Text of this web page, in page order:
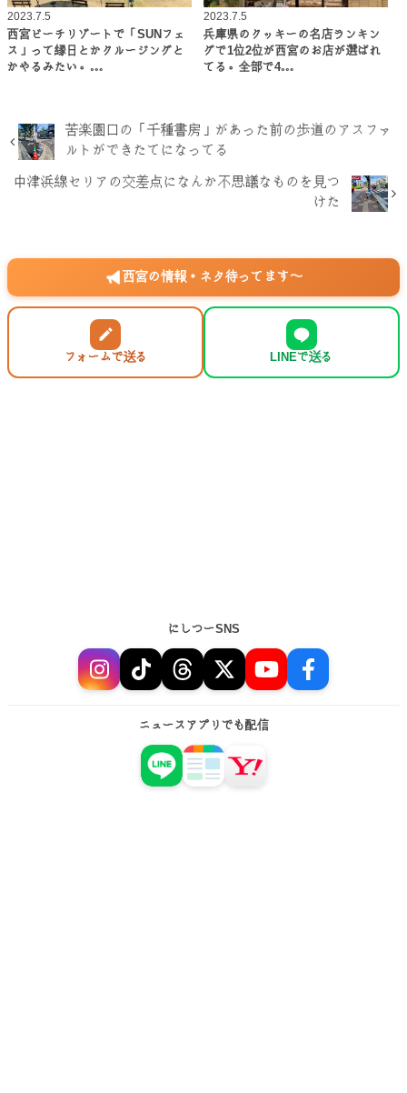
2023.7.5
西宮ビーチリゾートで「SUNフェ
ス」って縁日とかクルージングと
かやるみたい。…
2023.7.5
兵庫県のクッキーの名店ランキン
グで1位2位が西宮のお店が選ばれ
てる。全部で4…
苦楽園口の「千種書房」があった前の歩道のアスファ
ルトができたてになってる
中津浜線セリアの交差点になんか不思議なものを見つ
けた
西宮の情報・ネタ待ってます〜
フォームで送る LINEで送る
にしつーSNS
ニュースアプリでも配信